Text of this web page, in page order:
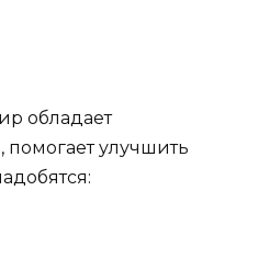
обладает
улучшить